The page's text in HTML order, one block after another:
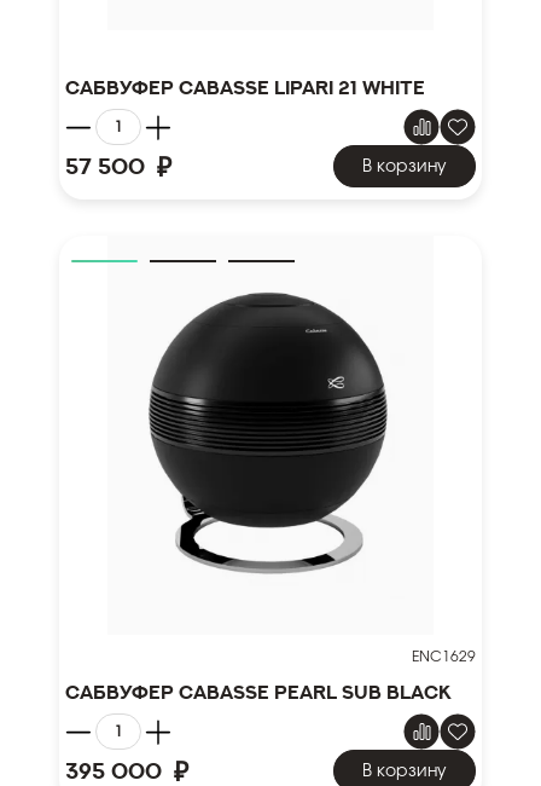
Сабвуфер Cabasse Lipari 21 white
57 500 ₽ В корзину
ENC1629
Сабвуфер Cabasse Pearl Sub black
395 000 ₽ В корзину